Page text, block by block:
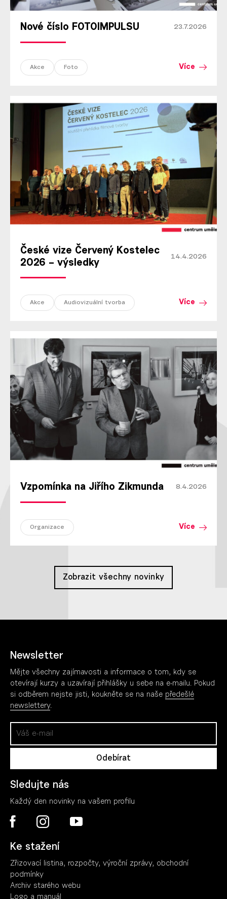
Nové číslo FOTOIMPULSU 23.7.2026
Akce Foto Více
České vize Červený Kostelec
2026 – výsledky
14.4.2026
Akce Audiovizuální tvorba Více
Vzpomínka na Jiřího Zikmunda 8.4.2026
Organizace Více
Zobrazit všechny novinky
Newsletter
Mějte všechny zajímavosti a informace o tom, kdy se
otevírají kurzy a uzavírají přihlášky u sebe na e-mailu. Pokud
si odběrem nejste jisti, koukněte se na naše předešlé
newslettery.
Sledujte nás
Každý den novinky na vašem profilu
Ke stažení
Zřizovací listina, rozpočty, výroční zprávy, obchodní
podmínky
Archiv starého webu
Logo a manuál